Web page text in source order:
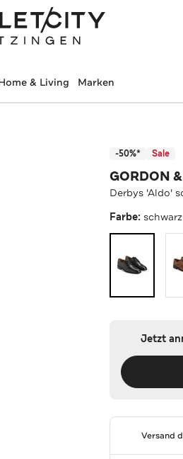
& Living Marken
-50%* Sale
GORDON
Derbys 'Aldo'
Farbe: schwarz
Jetzt
Versand